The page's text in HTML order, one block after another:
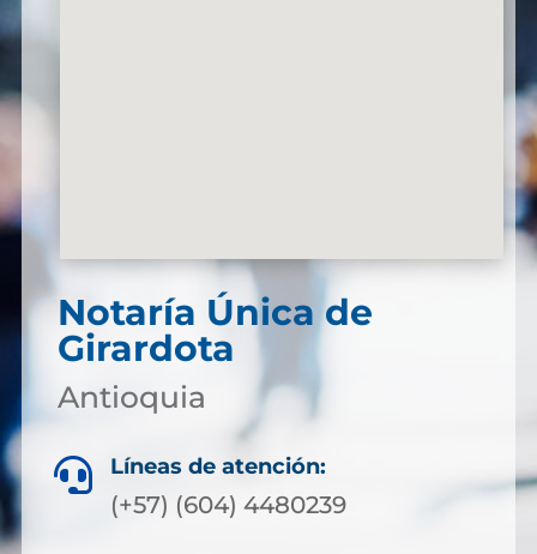
Notaría Única de
Girardota
Antioquia
 Líneas de atención:
(+57) (604) 4480239